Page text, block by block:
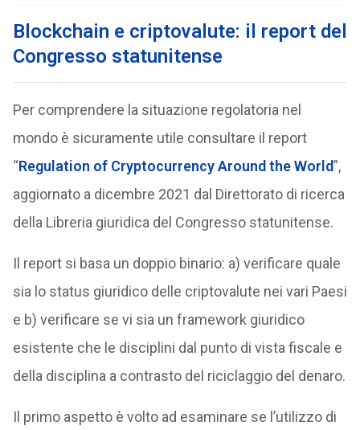
Blockchain e criptovalute: il report del
Congresso statunitense
Per comprendere la situazione regolatoria nel
mondo è sicuramente utile consultare il report
“Regulation of Cryptocurrency Around the World”,
aggiornato a dicembre 2021 dal Direttorato di ricerca
della Libreria giuridica del Congresso statunitense.
Il report si basa un doppio binario: a) verificare quale
sia lo status giuridico delle criptovalute nei vari Paesi
e b) verificare se vi sia un framework giuridico
esistente che le disciplini dal punto di vista fiscale e
della disciplina a contrasto del riciclaggio del denaro.
Il primo aspetto è volto ad esaminare se l’utilizzo di